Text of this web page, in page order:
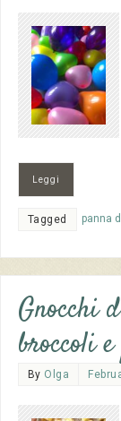
Leggi
Tagged panna
Gnocchi
broccoli
By Olga